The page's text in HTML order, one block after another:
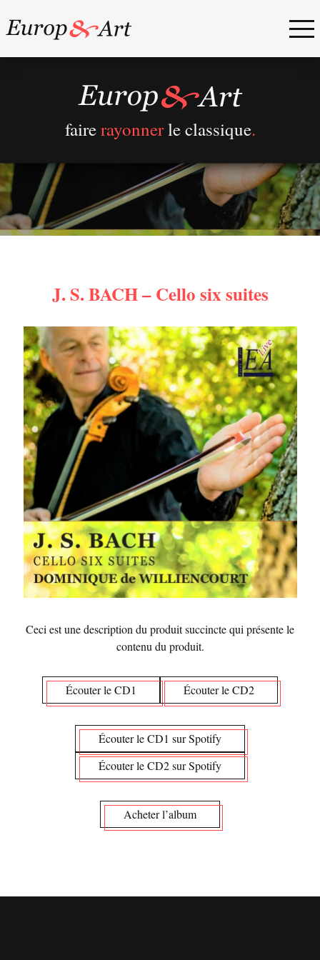
fairerayonnerle classique.
J. S. BACH – Cello six suites
Ceci est une description du produit succincte qui présente le
contenu du produit.
Écouter le CD1 Écouter le CD2
Écouter le CD1 sur Spotify
Écouter le CD2 sur Spotify
Acheter l’album